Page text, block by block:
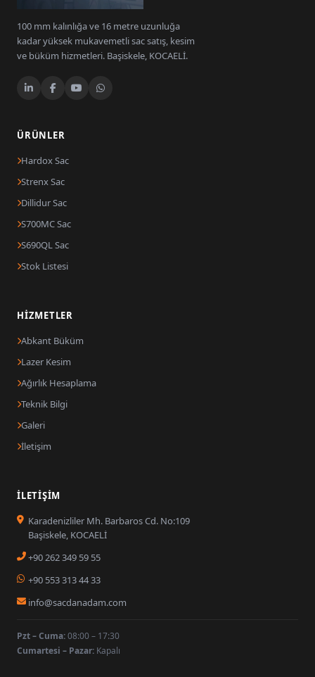
100 mm kalınlığa ve 16 metre uzunluğa
kadar yüksek mukavemetli sac satış, kesim
ve büküm hizmetleri. Başiskele, KOCAELİ.
ÜRÜNLER
Hardox Sac
Strenx Sac
Dillidur Sac
S700MC Sac
S690QL Sac
Stok Listesi
HIZMETLER
Abkant Büküm
Lazer Kesim
Ağırlık Hesaplama
Teknik Bilgi
Galeri
İletişim
İLETIŞIM
Karadenizliler Mh. Barbaros Cd. No:109
Başiskele, KOCAELİ
+90 262 349 59 55
+90 553 313 44 33
info@sacdanadam.com
Pzt – Cuma:08:00 – 17:30
Cumartesi – Pazar: Kapalı